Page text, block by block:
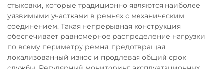
стыковки, которые традиционно являются наиболее
уязвимыми участками в ремнях с механическим
соединением. Такая непрерывная конструкция
обеспечивает равномерное распределение нагрузки
по всему периметру ремня, предотвращая
локализованный износ и продлевая общий срок